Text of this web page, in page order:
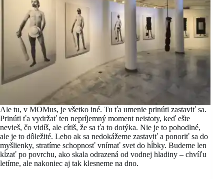
Ale tu, v MOMus, je všetko iné. Tu ťa umenie prinúti zastaviť sa.
Prinúti ťa vydržať ten nepríjemný moment neistoty, keď ešte
nevieš, čo vidíš, ale cítiš, že sa ťa to dotýka. Nie je to pohodlné,
ale je to dôležité. Lebo ak sa nedokážeme zastaviť a ponoriť sa do
myšlienky, stratíme schopnosť vnímať svet do hĺbky. Budeme len
kĺzať po povrchu, ako skala odrazená od vodnej hladiny – chvíľu
letíme, ale nakoniec aj tak klesneme na dno.